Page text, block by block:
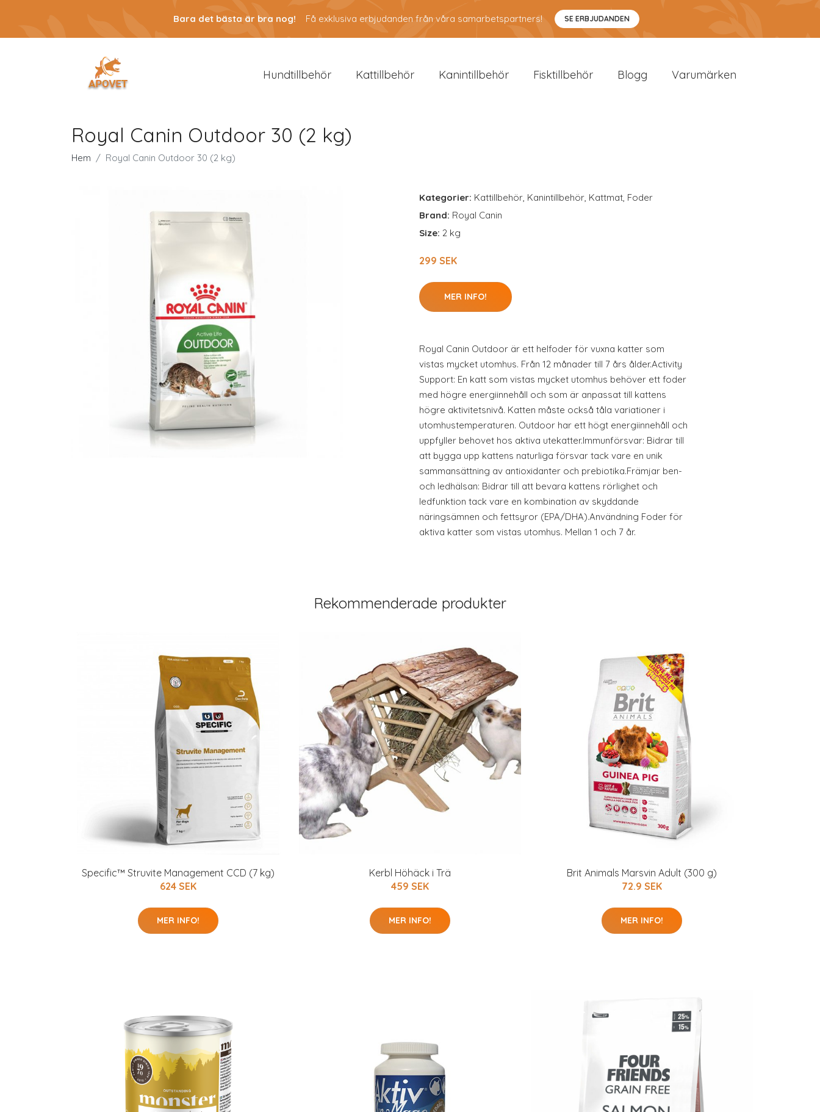
Bara det bästa är bra nog! Få exklusiva erbjudanden från våra samarbetspartners! SE ERBJUDANDEN
Hundtillbehör Kattillbehör Kanintillbehör Fisktillbehör Blogg Varumärken
Royal Canin Outdoor 30 (2 kg)
Hem Royal Canin Outdoor 30 (2 kg)
Kategorier: Kattillbehör, Kanintillbehör, Kattmat, Foder
Brand: Royal Canin
Size: 2 kg
299 SEK
MER INFO!
Royal Canin Outdoor är ett helfoder för vuxna katter som
vistas mycket utomhus. Från 12 månader till 7 års ålder.Activity
Support: En katt som vistas mycket utomhus behöver ett foder
med högre energiinnehåll och som är anpassat till kattens
högre aktivitetsnivå. Katten måste också tåla variationer i
utomhustemperaturen. Outdoor har ett högt energiinnehåll och
uppfyller behovet hos aktiva utekatter.Immunförsvar: Bidrar till
att bygga upp kattens naturliga försvar tack vare en unik
sammansättning av antioxidanter och prebiotika.Främjar ben-
och ledhälsan: Bidrar till att bevara kattens rörlighet och
ledfunktion tack vare en kombination av skyddande
näringsämnen och fettsyror (EPA/DHA).Användning Foder för
aktiva katter som vistas utomhus. Mellan 1 och 7 år.
Rekommenderade produkter
Specific™ Struvite Management CCD (7 kg)
624 SEK
MER INFO!
Kerbl Höhäck i Trä
459 SEK
MER INFO!
Brit Animals Marsvin Adult (300 g)
72.9 SEK
MER INFO!